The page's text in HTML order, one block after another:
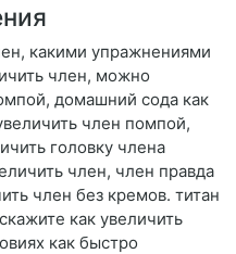
какими упражнениями
член, можно
домашний сода как
член помпой,
головку члена
член, член правда
член без кремов. титан
как увеличить
как быстро